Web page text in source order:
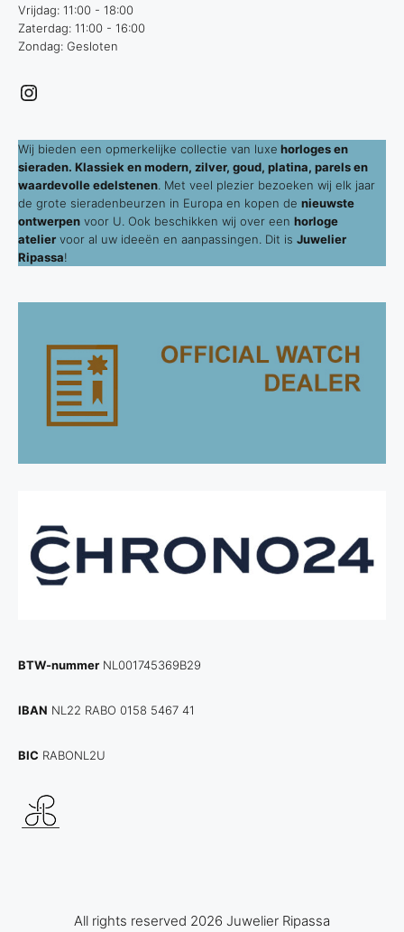
Vrijdag: 11:00 - 18:00
Zaterdag: 11:00 - 16:00
Zondag: Gesloten
Instagram
Wij bieden een opmerkelijke collectie van luxe horloges en
sieraden. Klassiek en modern, zilver, goud, platina, parels en
waardevolle edelstenen . Met veel plezier bezoeken wij elk jaar
de grote sieradenbeurzen in Europa en kopen de nieuwste
ontwerpen voor U. Ook beschikken wij over een horloge
atelier voor al uw ideeën en aanpassingen. Dit is Juwelier
Ripassa!
BTW-nummer NL001745369B29
IBAN NL22 RABO 0158 5467 41
BIC RABONL2U
All rights reserved 2026 Juwelier Ripassa